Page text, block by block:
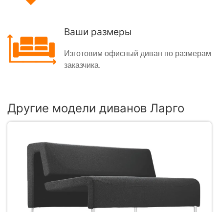
Ваши размеры
Изготовим офисный диван по размерам
заказчика.
Другие модели диванов Ларго